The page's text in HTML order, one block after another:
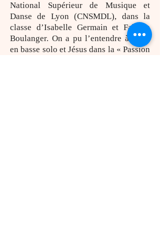
National Supérieur de Musique et
Danse de Lyon (CNSMDL), dans la
classe d’Isabelle Germain et Fabrice
Boulanger. On a pu l’entendre à Lyon
en basse solo et Jésus dans la « Passion